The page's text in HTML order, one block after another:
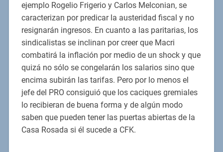
ejemplo Rogelio Frigerio y Carlos Melconian, se
caracterizan por predicar la austeridad fiscal y no
resignarán ingresos. En cuanto a las paritarias, los
sindicalistas se inclinan por creer que Macri
combatirá la inflación por medio de un shock y que
quizá no sólo se congelarán los salarios sino que
encima subirán las tarifas. Pero por lo menos el
jefe del PRO consiguió que los caciques gremiales
lo recibieran de buena forma y de algún modo
saben que pueden tener las puertas abiertas de la
Casa Rosada si él sucede a CFK.